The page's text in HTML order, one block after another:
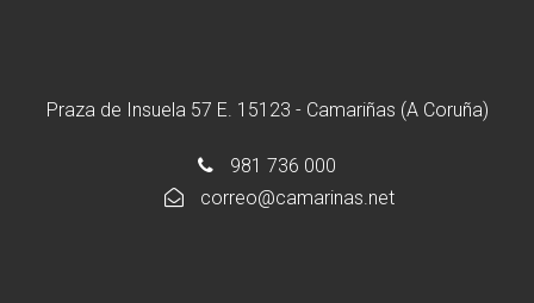
Praza de Insuela 57 E. 15123 - Camariñas (A Coruña)
981 736 000
correo@camarinas.net